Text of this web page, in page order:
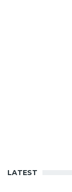
LATEST